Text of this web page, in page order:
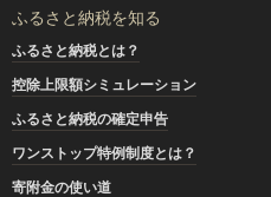
ふるさと納税を知る
ふるさと納税とは？
控除上限額シミュレーション
ふるさと納税の確定申告
ワンストップ特例制度とは？
寄附金の使い道